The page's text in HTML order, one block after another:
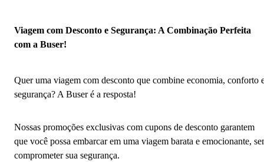
Viagem com Desconto e Segurança: A Combinação Perfeita
com a Buser!
Quer uma viagem com desconto que combine economia, conforto
segurança? A Buser é a resposta!
Nossas promoções exclusivas com cupons de desconto garantem
que você possa embarcar em uma viagem barata e emocionante,
comprometer sua segurança.